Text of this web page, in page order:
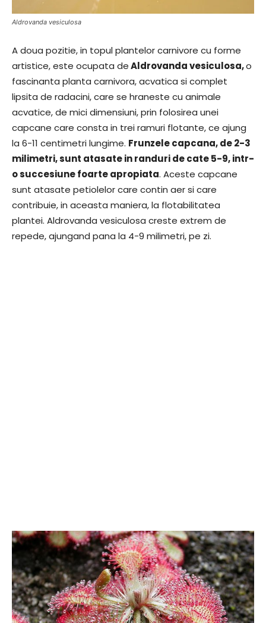
Aldrovanda vesiculosa
A doua pozitie, in topul plantelor carnivore cu forme
artistice, este ocupata deAldrovanda vesiculosa,o
fascinanta planta carnivora, acvatica si complet
lipsita de radacini, care se hraneste cu animale
acvatice, de mici dimensiuni, prin folosirea unei
capcane care consta in trei ramuri flotante, ce ajung
la 6-11 centimetri lungime. Frunzele capcana, de 2-3
milimetri, sunt atasate in randuri de cate 5-9, intr-
o succesiune foarte apropiata. Aceste capcane
sunt atasate petiolelor care contin aer si care
contribuie, in aceasta maniera, la flotabilitatea
plantei. Aldrovanda vesiculosa creste extrem de
repede, ajungand pana la 4-9 milimetri, pe zi.